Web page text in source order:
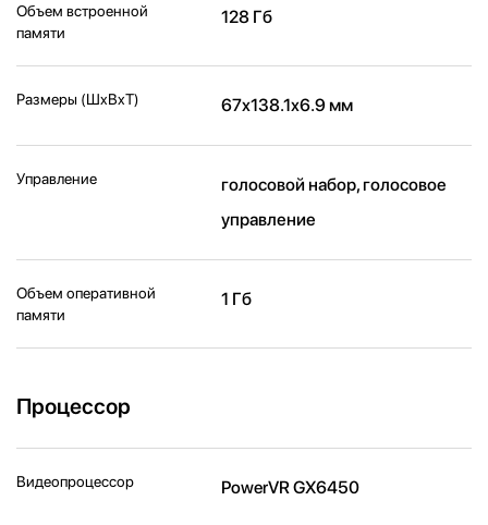
Объем встроенной
памяти
128 Гб
Размеры (ШxВxТ) 67x138.1x6.9 мм
Управление
голосовой набор, голосовое
управление
Объем оперативной
памяти
1 Гб
Процессор
Видеопроцессор PowerVR GX6450